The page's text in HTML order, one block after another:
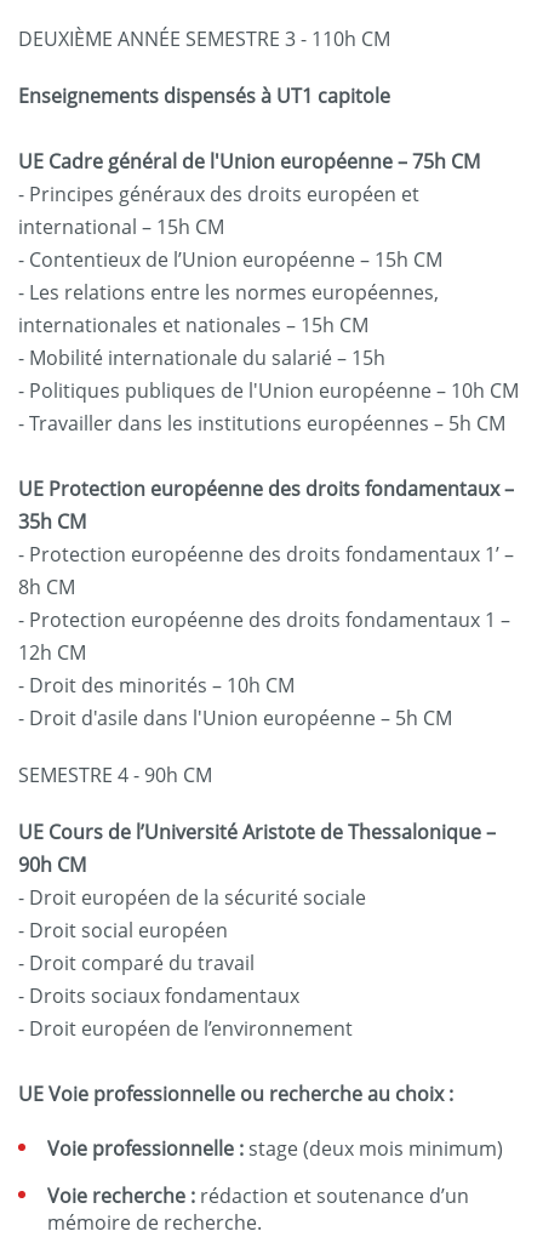
DEUXIÈME ANNÉE SEMESTRE 3 - 110h CM
Enseignements dispensés à UT1 capitole
UE Cadre général de l'Union européenne – 75h CM
- Principes généraux des droits européen et
international – 15h CM
- Contentieux de l’Union européenne – 15h CM
- Les relations entre les normes européennes,
internationales et nationales – 15h CM
- Mobilité internationale du salarié – 15h
- Politiques publiques de l'Union européenne – 10h CM
- Travailler dans les institutions européennes – 5h CM
UE Protection européenne des droits fondamentaux –
35h CM
- Protection européenne des droits fondamentaux 1’ –
8h CM
- Protection européenne des droits fondamentaux 1 –
12h CM
- Droit des minorités – 10h CM
- Droit d'asile dans l'Union européenne – 5h CM
SEMESTRE 4 - 90h CM
UE Cours de l’Université Aristote de Thessalonique –
90h CM
- Droit européen de la sécurité sociale
- Droit social européen
- Droit comparé du travail
- Droits sociaux fondamentaux
- Droit européen de l’environnement
UE Voie professionnelle ou recherche au choix :
Voie professionnelle :stage (deux mois minimum)
Voie recherche : rédaction et soutenance d’un
mémoire de recherche.